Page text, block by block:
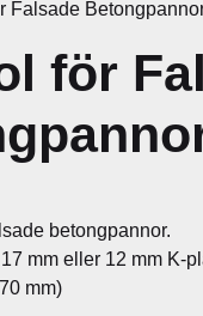
för
betongpannor.
mm eller 12 mm K-
mm)